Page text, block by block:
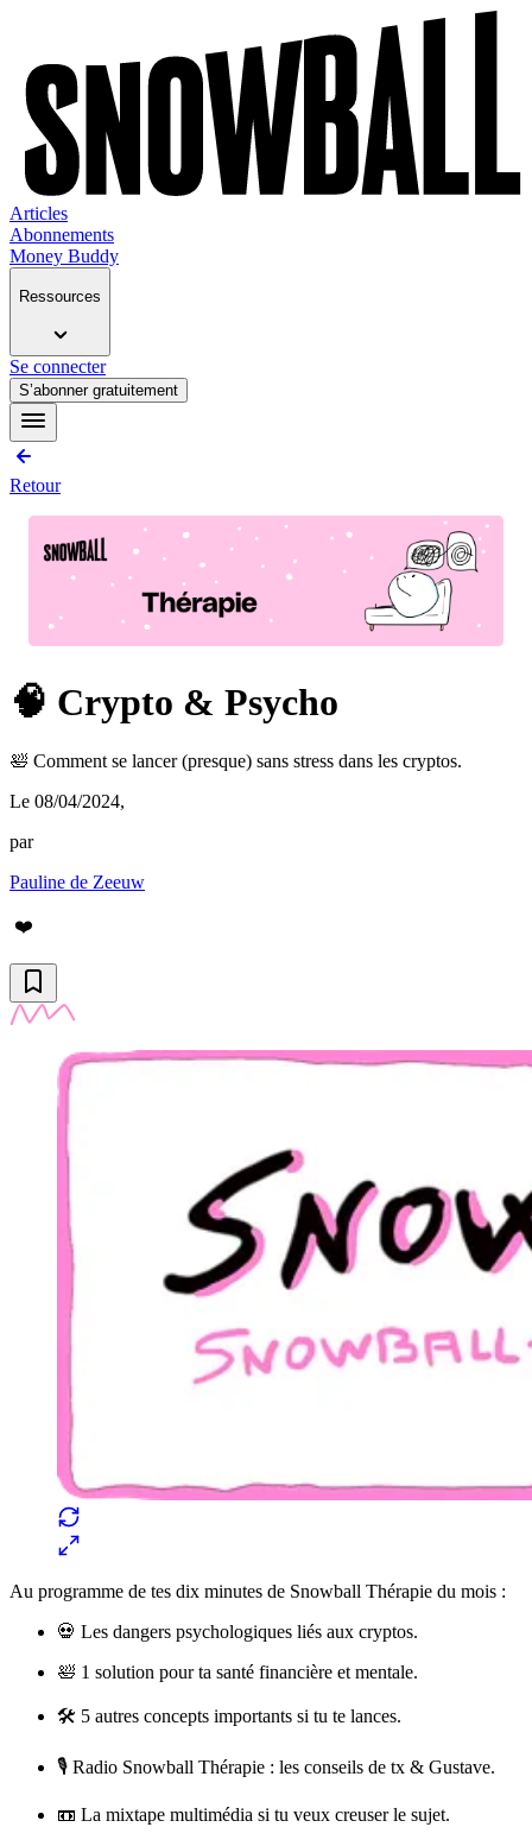
Articles
Abonnements
Money Buddy
Ressources
Se connecter
S’abonner gratuitement
Retour
🧠 Crypto & Psycho
🛀 Comment se lancer (presque) sans stress dans les cryptos.
Le 08/04/2024,
par
Pauline de Zeeuw
❤️
Au programme de tes dix minutes de Snowball Thérapie du mois :
💀 Les dangers psychologiques liés aux cryptos.
🛀 1 solution pour ta santé financière et mentale.
🛠 5 autres concepts importants si tu te lances.
🎙️ Radio Snowball Thérapie : les conseils de tx & Gustave.
📼 La mixtape multimédia si tu veux creuser le sujet.